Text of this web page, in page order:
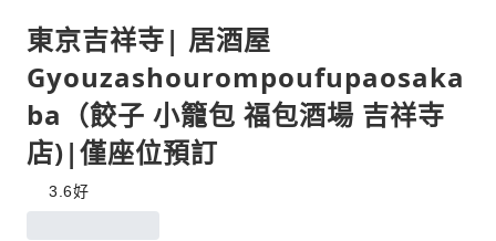
東京吉祥寺| 居酒屋
Gyouzashourompoufupaosaka
ba（餃子 小籠包 福包酒場 吉祥寺
店)|僅座位預訂
3.6好